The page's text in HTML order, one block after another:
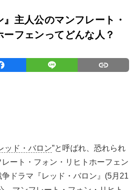
』主人公のマンフレート・
ーフェンってどんな人？
ッド・バロン”と呼ばれ、恐れられ
ート・フォン・リヒトホーフェン
ドラマ『レッド・バロン』(5月21